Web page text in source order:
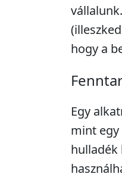
hogy a
Egy
mint egy
hulladék